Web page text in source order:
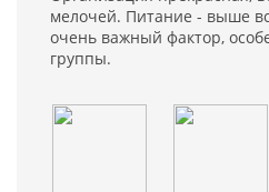
мелочей. Питание - выше
очень важный фактор,
группы.